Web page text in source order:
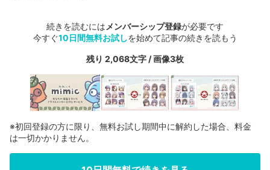
続きを読むには メンバーシップ登録が必要です
今すぐ10日間無料お試しを始めて記事の続きを読もう
残り 2,068文字 / 画像3枚
※初回登録の方に限り、無料お試し期間中に解約した場合、料金
は一切かかりません。